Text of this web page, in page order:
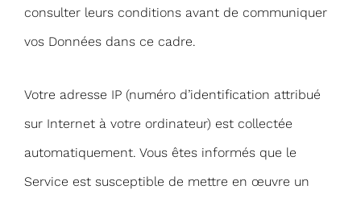
consulter leurs conditions avant de communiquer
vos Données dans ce cadre.
Votre adresse IP (numéro d’identification attribué
sur Internet à votre ordinateur) est collectée
automatiquement. Vous êtes informés que le
Service est susceptible de mettre en œuvre un